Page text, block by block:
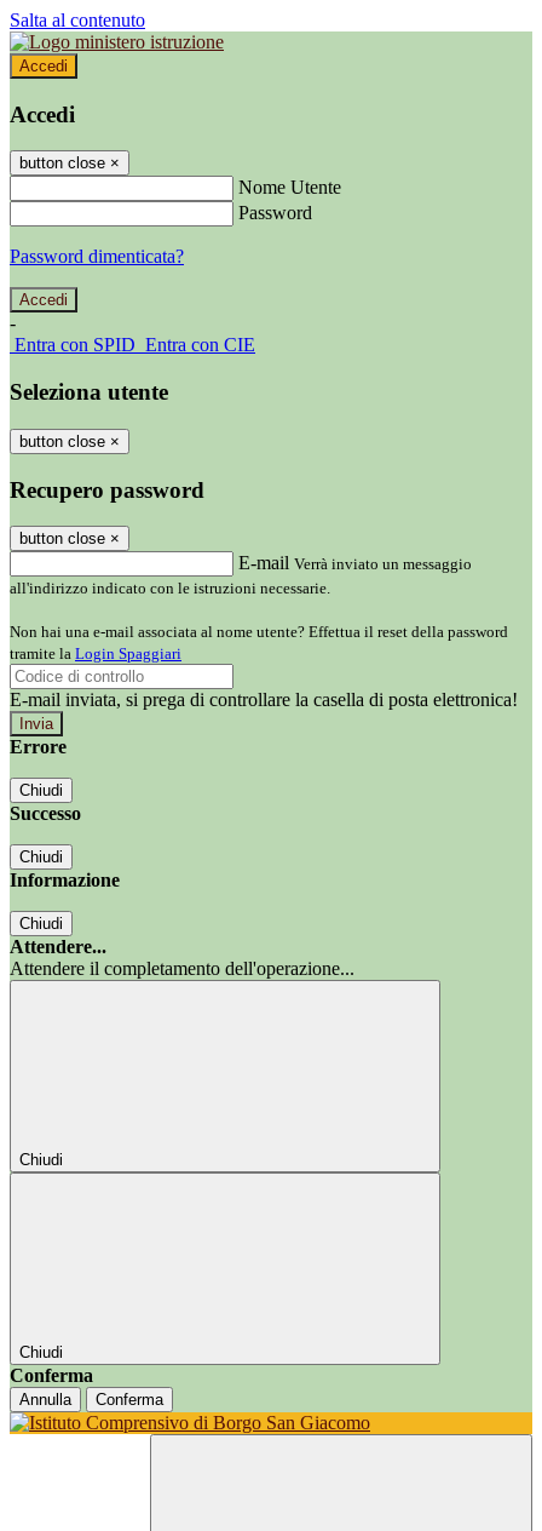
Salta al contenuto
Accedi
Accedi
button close ×
Nome Utente
Password
Password dimenticata?
-
Entra con SPID Entra con CIE
Seleziona utente
button close ×
Recupero password
button close ×
E-mail Verrà inviato un messaggio
all'indirizzo indicato con le istruzioni necessarie.
Non hai una e-mail associata al nome utente? Effettua il reset della password
tramite la Login Spaggiari
E-mail inviata, si prega di controllare la casella di posta elettronica!
Errore
Chiudi
Successo
Chiudi
Informazione
Chiudi
Attendere...
Attendere il completamento dell'operazione...
Chiudi
Chiudi
Conferma
Annulla Conferma